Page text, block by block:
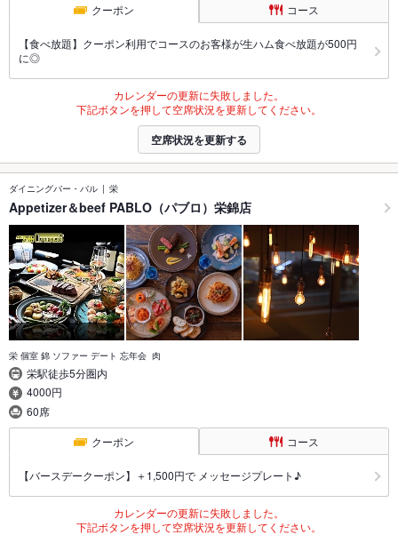
クーポン コース
【食べ放題】クーポン利用でコースのお客様が生ハム食べ放題が500円
に◎
カレンダーの更新に失敗しました。
下記ボタンを押して空席状況を更新してください。
空席状況を更新する
ダイニングバー・バル 栄
Appetizer＆beef PABLO（パブロ）栄錦店
栄 個室 錦 ソファー デート 忘年会 肉
栄駅徒歩5分圏内
4000円
60席
クーポン コース
【バースデークーポン】＋1,500円で メッセージプレート♪
カレンダーの更新に失敗しました。
下記ボタンを押して空席状況を更新してください。